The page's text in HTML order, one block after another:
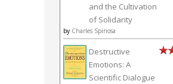
and the Cultivation
of Solidarity
by Charles Spinosa
Destructive
Emotions: A
Scientific Dialogue